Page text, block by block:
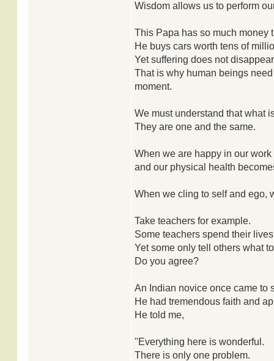
Wisdom allows us to perform
This Papa has so much money
He buys cars worth tens of
Yet suffering does not
That is why human beings
moment.
We must understand that what
They are one and the same.
When we are happy in our
and our physical health
When we cling to self and ego,
Take teachers for example.
Some teachers spend their
Yet some only tell others what
Do you agree?
An Indian novice once came to
He had tremendous faith and
He told me,
"Everything here is wonderful.
There is only one problem.